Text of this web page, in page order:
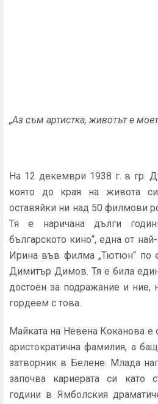
„Аз съм артистка, животът е
На 12 декември 1938 г. в гр.
която до края на живота си
оставяйки ни над 50 филмови
Тя е наричана дълги
българското кино“, една от
Ирина във филма „Тютюн“ по
Димитър Димов. Тя е била
достоен за подражание и ние,
гордеем с това.
Майката на Невена Коканова е
аристократична фамилия, а
затворник в Белене. Млада
започва кариерата си като
години в Ямболския